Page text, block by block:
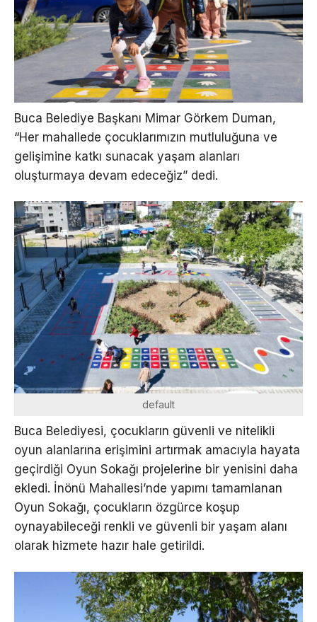
Buca Belediye Başkanı Mimar Görkem Duman,
“Her mahallede çocuklarımızın mutluluğuna ve
gelişimine katkı sunacak yaşam alanları
oluşturmaya devam edeceğiz” dedi.
default
Buca Belediyesi, çocukların güvenli ve nitelikli
oyun alanlarına erişimini artırmak amacıyla hayata
geçirdiği Oyun Sokağı projelerine bir yenisini daha
ekledi. İnönü Mahallesi’nde yapımı tamamlanan
Oyun Sokağı, çocukların özgürce koşup
oynayabileceği renkli ve güvenli bir yaşam alanı
olarak hizmete hazır hale getirildi.